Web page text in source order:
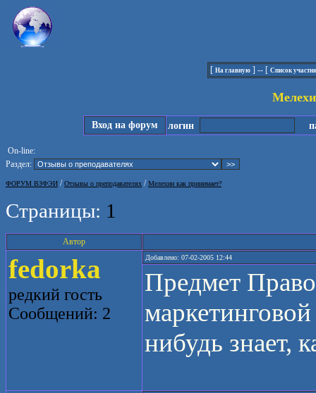
[ На главную ] -- [ Список
Вход на форум логин
On-line:
Раздел:
ФОРУМ ВЗФЭИ /Отзывы о преподавателях /Мелехин как принимает?
Страницы: 1
Автор
fedorka
редкий гость
Сообщений: 2
Добавлено: 07-02-2005 12:44
Предмет
нибудь знает,